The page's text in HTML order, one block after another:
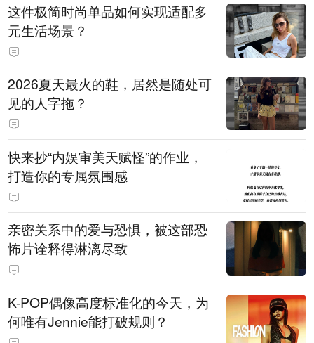
这件极简时尚单品如何实现适配多
元生活场景？
2026夏天最火的鞋，居然是随处可
见的人字拖？
快来抄“内娱审美天赋怪”的作业，
打造你的专属氛围感
亲密关系中的爱与恐惧，被这部恐
怖片诠释得淋漓尽致
K-POP偶像高度标准化的今天，为
何唯有Jennie能打破规则？